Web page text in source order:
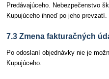
Predávajúceho. Nebezpečenstvo
Kupujúceho ihneď po jeho prevzatí.
7.3 Zmena fakturačných
Po odoslaní objednávky nie je
Kupujúceho.